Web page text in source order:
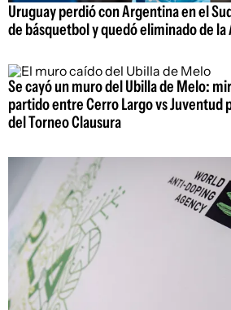
Uruguay perdió con Argentina en el
de básquetbol y quedó eliminado de la
Se cayó un muro del Ubilla de Melo:
partido entre Cerro Largo vs Juventud
del Torneo Clausura